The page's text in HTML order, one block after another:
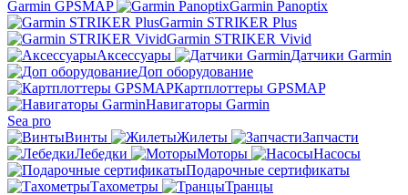
Garmin GPSMAP
Garmin Panoptix
Garmin STRIKER Plus
Garmin STRIKER Vivid
Аксессуары
Датчики Garmin
Доп оборудование
Картплоттеры GPSMAP
Навигаторы Garmin
Sea pro
Винты
Жилеты
Запчасти
Лебедки
Моторы
Насосы
Подарочные сертификаты
Тахометры
Транцы